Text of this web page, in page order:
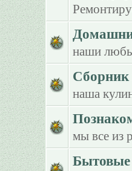
наши
Сборник
наша
мы все из